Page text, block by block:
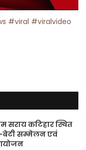
#viral #viralvideo
सराय कटिहार स्थित
बेटी सम्मेलन एवं